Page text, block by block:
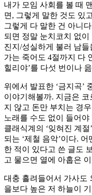
내가 모임 사회를 볼 때
면, 그렇게 말한 것도 있
그렇게 다 말한 건 아니
되면 정말 눈치코치 없
진지/성실하게 불러 남
가는 죽어도 4절까지 다
힐리야’를 다섯 번이나
위에서 발표한 ‘금지곡’
이야기해볼까. 지금은
지 않고 돈만 부치는 경
노래를 수도 없이 들어
클래식계의 ‘잊혀진 계
되는 ‘제철 음악’이다.
한 적이 있다고 쓴 글도
고 물으면 열에 아홉은
대충 흘려들어서 가사도
을보다 높은 저 하늘이